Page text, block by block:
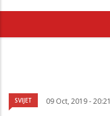
SVIJET 09 Oct, 2019 - 20:21